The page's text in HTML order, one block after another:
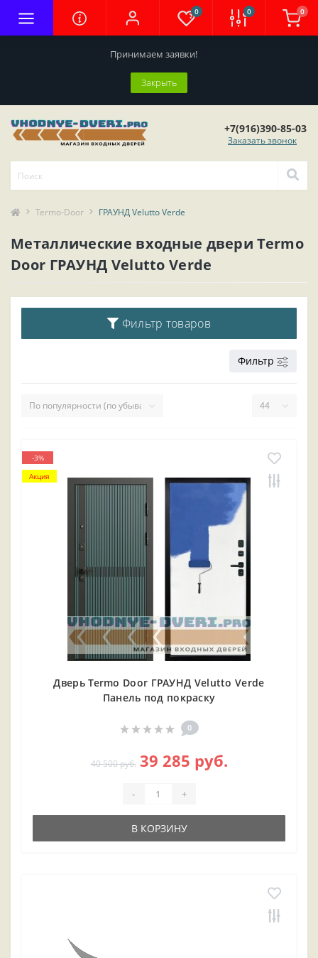
Принимаем заявки!
Закрыть
0 0 0
+7(916)390-85-03
Заказать звонок
Termo-Door ГРАУНД Velutto Verde
Металлические входные двери Termo
Door ГРАУНД Velutto Verde
Фильтр товаров
Фильтр
-3%
Акция
Дверь Termo Door ГРАУНД Velutto Verde
Панель под покраску
0
40 500 руб. 39 285 руб.
- +
В КОРЗИНУ